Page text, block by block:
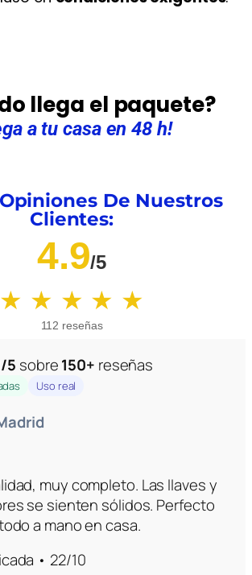
llega el paquete?
a tu casa en 48 h!
De Nuestros
Clientes:
4.9/5
★ ★ ★ ★ ★
112 reseñas
5 sobre150+ reseñas
Uso real
muy completo. Las llaves y
se sienten sólidos. Perfecto
a mano en casa.
• 22/10